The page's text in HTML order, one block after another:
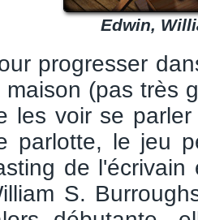
Edwin,
progresser
maison (pas très
les voir se
parlotte, le jeu
de l'écrivain
S.